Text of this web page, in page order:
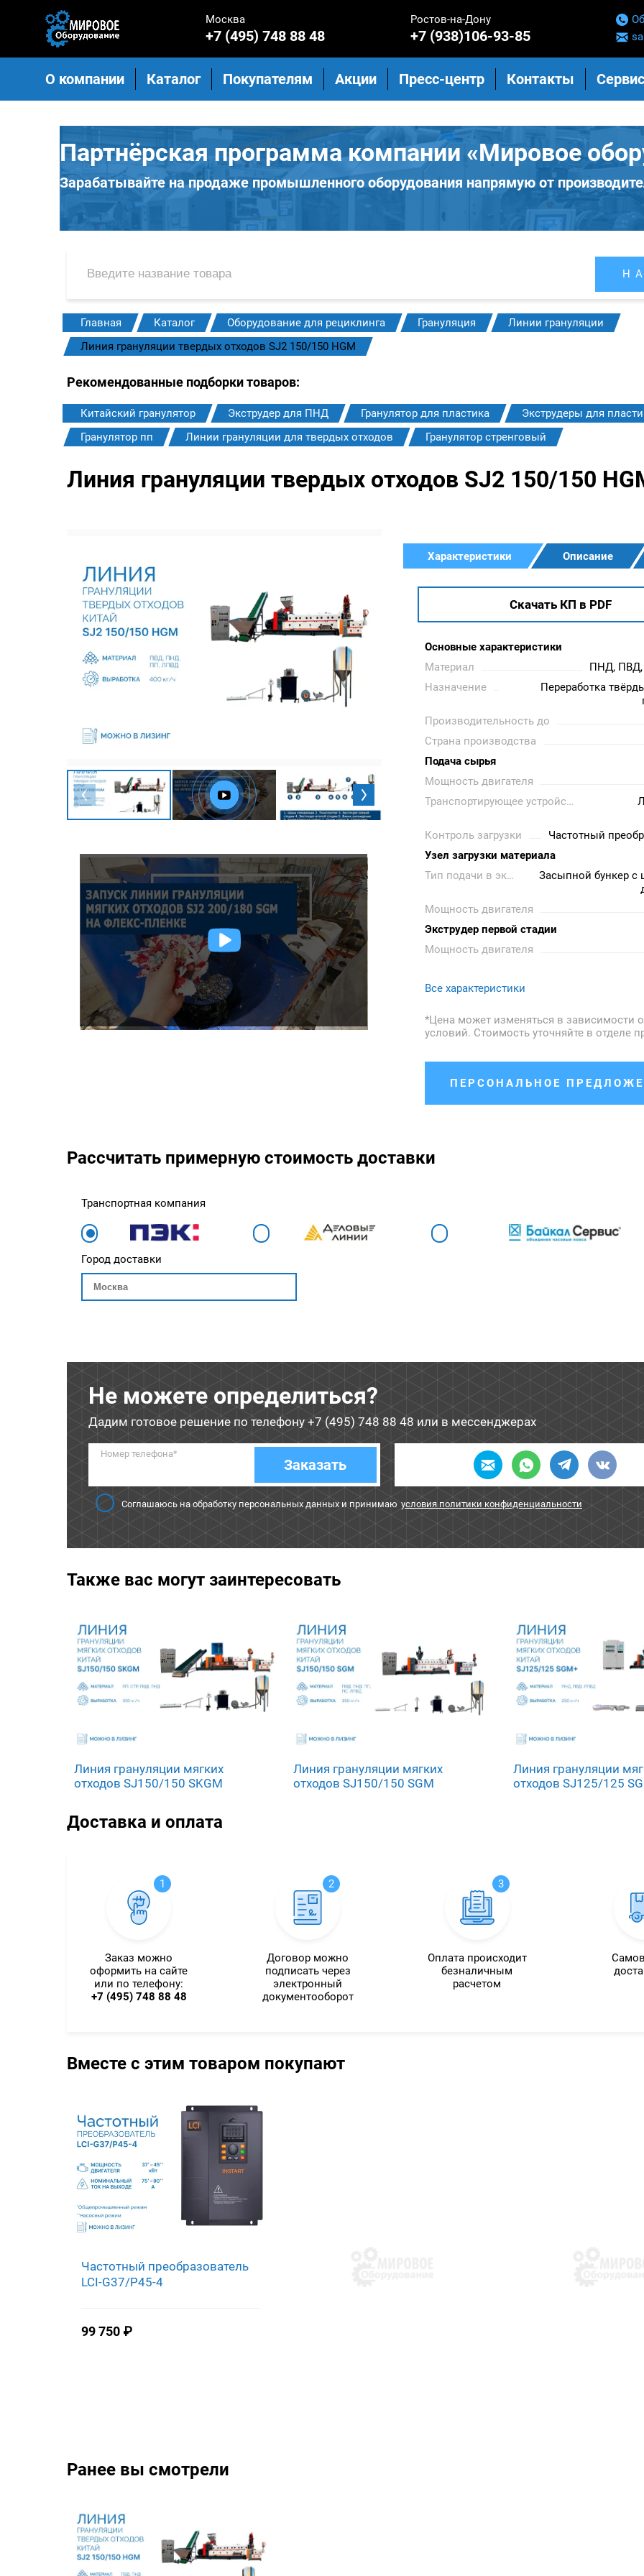
Москва
+7 (495) 748 88 48
Ростов-на-Дону
+7 (938)106-93-85
О компании Каталог Покупателям Акции Пресс-центр Контакты
Партнёрская программа компании «Мировое
Зарабатывайте на продаже промышленного оборудования напрямую от
Главная Каталог Оборудование для рециклинга Грануляция
Линии грануляции
Линия грануляции твердых отходов SJ2 150/150 HGM
Рекомендованные подборки товаров:
Китайский гранулятор Экструдер для ПНД Гранулятор для пластика
Экструдеры для
Гранулятор пп
Линии грануляции для твердых отходов Гранулятор стренговый
Линия грануляции твердых отходов SJ2 150/150
Характеристики Описание
Скачать КП в PDF
Основные характеристики
Материал
ПНД,
Назначение
Переработка
Производительность до
Страна производства
Подача сырья
Мощность двигателя
Транспортирующее устройство
Контроль загрузки
Частотный
Узел загрузки материала
Тип подачи в экструдер
Засыпной бункер
Мощность двигателя
Экструдер первой стадии
Мощность двигателя
Все характеристики
*Цена может изменяться в зависимости
условий. Стоимость уточняйте в отделе
ПЕРСОНАЛЬНОЕ
Рассчитать примерную стоимость доставки
Транспортная компания
Город доставки
Не можете определиться?
Дадим готовое решение по телефону +7 (495) 748 88 48 или в мессенджерах
Номер телефона*
Заказать
Соглашаюсь на обработку персональных данных и принимаю условия политики конфиденциальности
Также вас могут заинтересовать
Линия грануляции мягких
отходов SJ150/150 SKGM
Линия грануляции мягких
отходов SJ150/150 SGM
Линия грануляции
отходов SJ125/125
Доставка и оплата
1
Заказ можно
оформить на сайте
или по телефону:
+7 (495) 748 88 48
2
Договор можно
подписать через
электронный
документооборот
3
Оплата происходит
безналичным
расчетом
Вместе с этим товаром покупают
Частотный преобразователь
LCI-G37/P45-4
99 750 ₽
Ранее вы смотрели